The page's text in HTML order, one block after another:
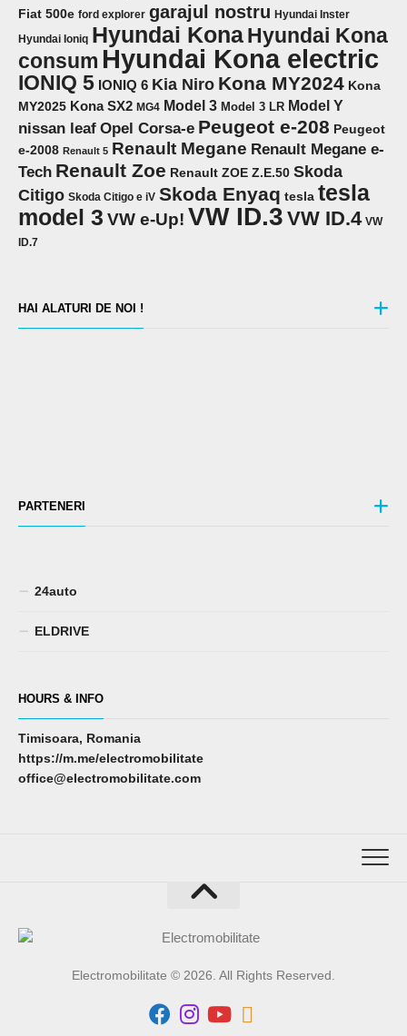
Fiat 500e ford explorer garajul nostru Hyundai Inster
Hyundai Ioniq Hyundai KonaHyundai Kona
consum Hyundai Kona electric
IONIQ 5 IONIQ 6 Kia Niro Kona MY2024 Kona
MY2025 Kona SX2 MG4 Model 3 Model 3 LR Model Y
nissan leaf Opel Corsa-e Peugeot e-208 Peugeot
e-2008 Renault 5 Renault Megane Renault Megane e-
Tech Renault Zoe Renault ZOE Z.E.50 Skoda
Citigo Skoda Citigo e iV Skoda Enyaq tesla tesla
model 3 VW e-Up! VW ID.3 VW ID.4 VW
ID.7
HAI ALATURI DE NOI !
PARTENERI
24auto
ELDRIVE
HOURS & INFO
Timisoara, Romania
https://m.me/electromobilitate
office@electromobilitate.com
Electromobilitate © 2026. All Rights Reserved.